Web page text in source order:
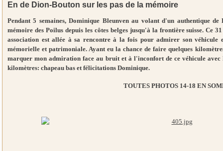
En de Dion-Bouton sur les pas de la mémoire
Pendant 5 semaines, Dominique Bleunven au volant d'un authentique
mémoire des Poilus depuis les côtes belges jusqu'à la frontière suisse. Ce
association est allée à sa rencontre à la fois pour admirer son
mémorielle et patrimoniale. Ayant eu la chance de faire quelques
marquer mon admiration face au bruit et à l'inconfort de ce véhicule
kilomètres: chapeau bas et félicitations Dominique.
TOUTES PHOTOS 14-18 EN